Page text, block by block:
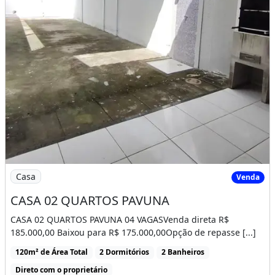
Imagem: CASA 02 QUARTOS PAVUNA
Casa Venda
CASA 02 QUARTOS PAVUNA
CASA 02 QUARTOS PAVUNA 04 VAGASVenda direta R$
185.000,00 Baixou para R$ 175.000,00Opção de repasse [...]
120m² de Área Total 2 Dormitórios
2 Banheiros
Direto com o proprietário